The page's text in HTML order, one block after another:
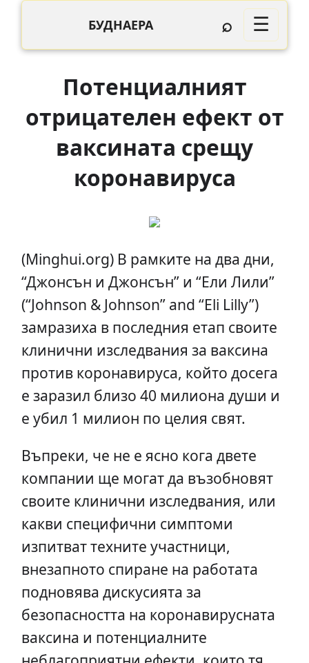
БУДНАЕРА ⌕ ☰
Потенциалният
отрицателен ефект от
ваксината срещу
коронавируса
(Minghui.org) В рамките на два дни,
“Джонсън и Джонсън” и “Ели Лили”
(“Johnson & Johnson” and “Eli Lilly”)
замразиха в последния етап своите
клинични изследвания за ваксина
против коронавируса, който досега
е заразил близо 40 милиона души и
е убил 1 милион по целия свят.
Въпреки, че не е ясно кога двете
компании ще могат да възобновят
своите клинични изследвания, или
какви специфични симптоми
изпитват техните участници,
внезапното спиране на работата
подновява дискусията за
безопасността на коронавирусната
ваксина и потенциалните